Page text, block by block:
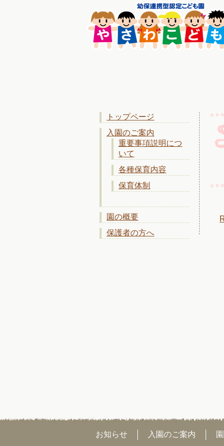
トップページ
入園のご案内
重要事項説明につ
いて
各種保育内容
保育体制
園の概要
保護者の方へ
お知らせ 入園のご案内